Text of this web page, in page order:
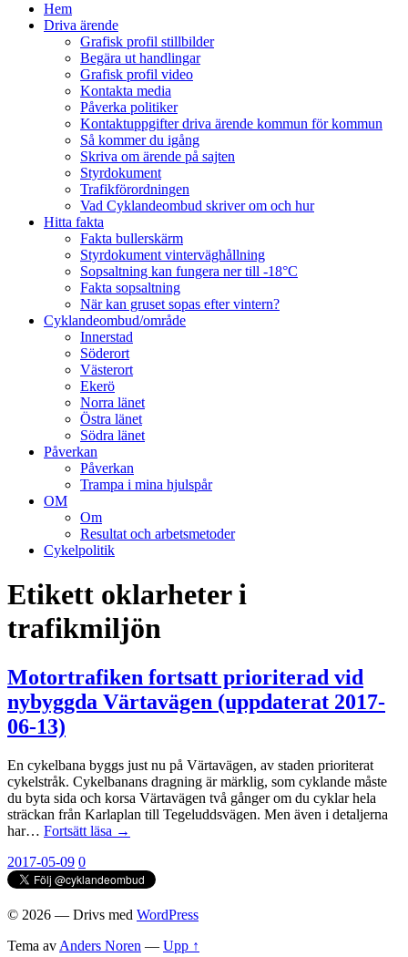
sökfältHem
Driva ärende
Grafisk profil stillbilder
Begära ut handlingar
Grafisk profil video
Kontakta media
Påverka politiker
Kontaktuppgifter driva ärende kommun för kommun
Så kommer du igång
Skriva om ärende på sajten
Styrdokument
Trafikförordningen
Vad Cyklandeombud skriver om och hur
Hitta fakta
Fakta bullerskärm
Styrdokument vinterväghållning
Sopsaltning kan fungera ner till -18°C
Fakta sopsaltning
När kan gruset sopas efter vintern?
Cyklandeombud/område
Innerstad
Söderort
Västerort
Ekerö
Norra länet
Östra länet
Södra länet
Påverkan
Påverkan
Trampa i mina hjulspår
OM
Om
Resultat och arbetsmetoder
Cykelpolitik
Etikett oklarheter i
trafikmiljön
Motortrafiken fortsatt prioriterad vid
nybyggda Värtavägen (uppdaterat 2017-
06-13)
En cykelbana byggs just nu på Värtavägen, av staden prioriterat
cykelstråk. Cykelbanans dragning är märklig, som cyklande måste
du byta sida och korsa Värtavägen två gånger om du cyklar hela
sträckan från Karlaplan till Tegeluddsvägen. Men även i detaljerna
har… Fortsätt läsa →
2017-05-09 0
© 2026 — Drivs med WordPress
Tema av Anders Noren — Upp ↑